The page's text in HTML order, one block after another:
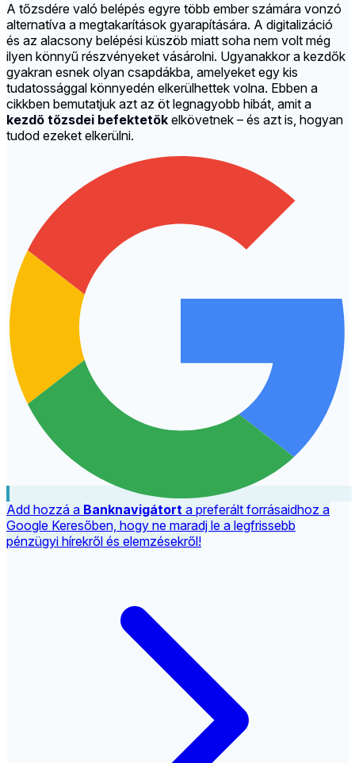
A tőzsdére való belépés egyre több ember számára vonzó
alternatíva a megtakarítások gyarapítására. A digitalizáció
és az alacsony belépési küszöb miatt soha nem volt még
ilyen könnyű részvényeket vásárolni. Ugyanakkor a kezdők
gyakran esnek olyan csapdákba, amelyeket egy kis
tudatossággal könnyedén elkerülhettek volna. Ebben a
cikkben bemutatjuk azt az öt legnagyobb hibát, amit a
kezdő tőzsdei befektetők elkövetnek – és azt is, hogyan
tudod ezeket elkerülni.
Add hozzá a Banknavigátort a preferált forrásaidhoz a
Google Keresőben, hogy ne maradj le a legfrissebb
pénzügyi hírekről és elemzésekről!